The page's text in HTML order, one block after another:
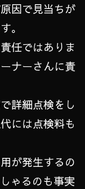
因で見当ちが
。
任ではありま
ナーさんに責
詳細点検をし
には点検料も
が発生するの
ゃるのも事実